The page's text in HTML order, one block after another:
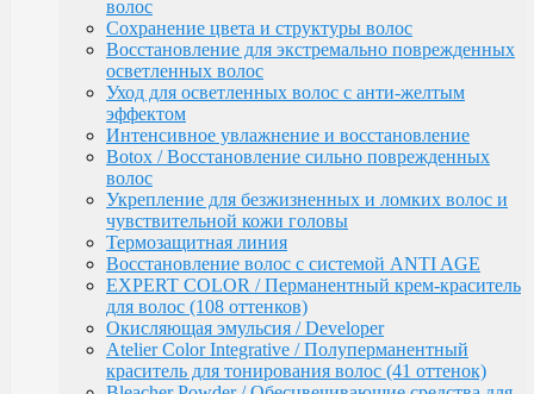
EXPERT COLOR / Перманентный крем-краситель
для волос (108 оттенков)
Окисляющая эмульсия / Developer
Atelier Color Integrative / Полуперманентный
краситель для тонирования волос (41 оттенок)
Bleacher Powder / Обесцвечивающие средства для
волос
Artistic Style / Средства для стайлинга
Аксессуары
Karseell
MACA / Уход за волосами
ARGAN
Стайлинг
Обесцвечивание
Специальный уход
KEBREN
Окрашивание и уход
COLORTEC / Красители
волос
Сохранение цвета и структуры волос
Восстановление для экстремально поврежденных
осветленных волос
Уход для осветленных волос с анти-желтым
эффектом
Интенсивное увлажнение и восстановление
Botox / Восстановление сильно поврежденных
волос
Укрепление для безжизненных и ломких волос и
чувствительной кожи головы
Термозащитная линия
Воcстановление волос с системой ANTI AGE
EXPERT COLOR / Перманентный крем-краситель
для волос (108 оттенков)
Окисляющая эмульсия / Developer
Atelier Color Integrative / Полуперманентный
краситель для тонирования волос (41 оттенок)